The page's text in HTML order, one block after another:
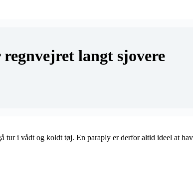
langt sjovere
tur i vådt og koldt tøj. En paraply er derfor altid ideel at